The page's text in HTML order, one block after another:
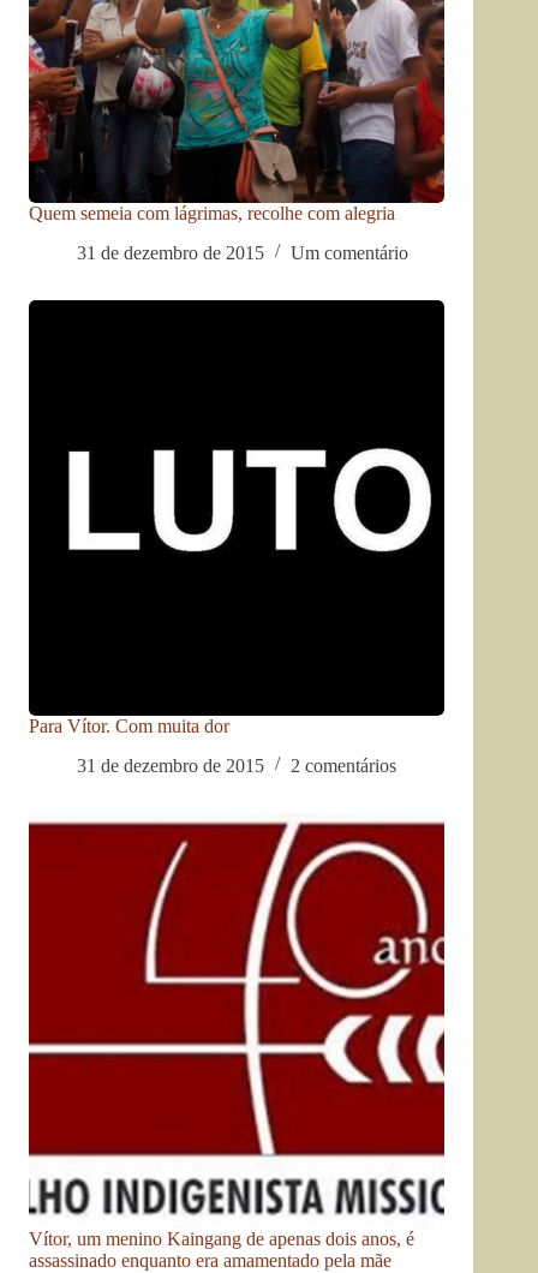
Quem semeia com lágrimas, recolhe com alegria
31 de dezembro de 2015
Um comentário
Para Vítor. Com muita dor
31 de dezembro de 2015
2 comentários
Vítor, um menino Kaingang de apenas dois anos, é
assassinado enquanto era amamentado pela mãe